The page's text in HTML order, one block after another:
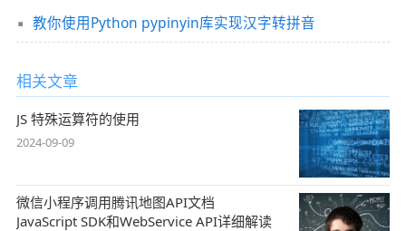
教你使用Python pypinyin库实现汉字转拼音
相关文章
JS 特殊运算符的使用
2024-09-09
微信小程序调用腾讯地图API文档
JavaScript SDK和WebService API详细解读